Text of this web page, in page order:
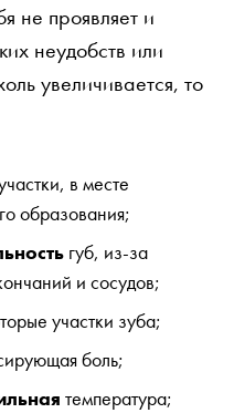
не проявляет и
неудобств или
увеличивается, то
в месте
образования;
губ, из-за
и сосудов;
участки зуба;
боль;
температура;